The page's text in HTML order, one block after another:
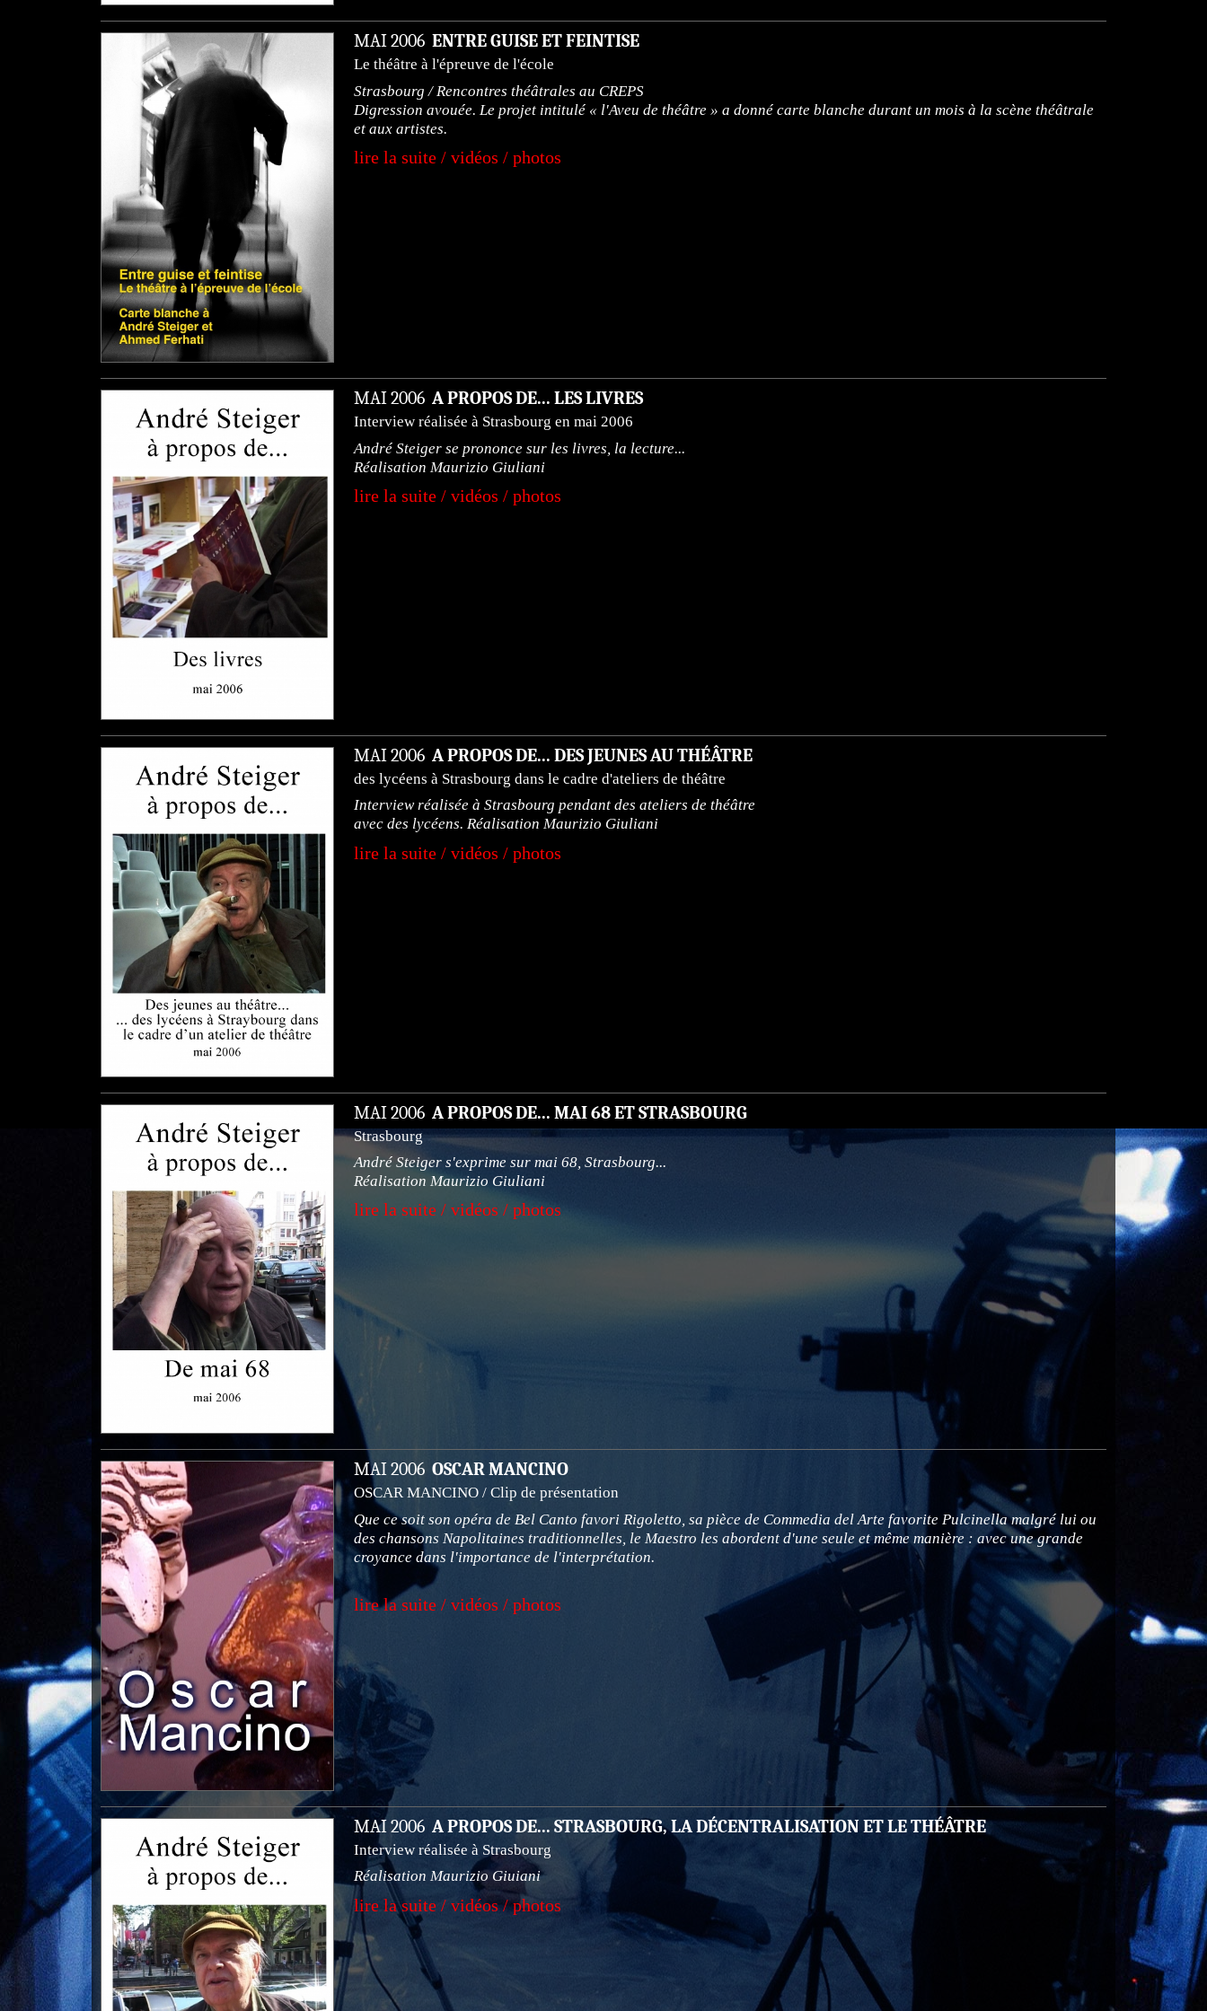
MAI 2006 ENTRE GUISE ET FEINTISE
Le théâtre à l'épreuve de l'école
Strasbourg / Rencontres théâtrales au CREPS
Digression avouée. Le projet intitulé « l'Aveu de théâtre » a donné carte blanche durant un mois à la scène théâtrale
et aux artistes.
lire la suite / vidéos / photos
MAI 2006 A PROPOS DE... LES LIVRES
Interview réalisée à Strasbourg en mai 2006
André Steiger se prononce sur les livres, la lecture...
Réalisation Maurizio Giuliani
lire la suite / vidéos / photos
MAI 2006 A PROPOS DE... DES JEUNES AU THÉÂTRE
des lycéens à Strasbourg dans le cadre d'ateliers de théâtre
Interview réalisée à Strasbourg pendant des ateliers de théâtre
avec des lycéens. Réalisation Maurizio Giuliani
lire la suite / vidéos / photos
MAI 2006 A PROPOS DE... MAI 68 ET STRASBOURG
Strasbourg
André Steiger s'exprime sur mai 68, Strasbourg...
Réalisation Maurizio Giuliani
lire la suite / vidéos / photos
MAI 2006 OSCAR MANCINO
OSCAR MANCINO / Clip de présentation
Que ce soit son opéra de Bel Canto favori Rigoletto, sa pièce de Commedia del Arte favorite Pulcinella malgré lui ou
des chansons Napolitaines traditionnelles, le Maestro les abordent d'une seule et même manière : avec une grande
croyance dans l'importance de l'interprétation.
lire la suite / vidéos / photos
MAI 2006 A PROPOS DE... STRASBOURG, LA DÉCENTRALISATION ET LE THÉÂTRE
Interview réalisée à Strasbourg
Réalisation Maurizio Giuiani
lire la suite / vidéos / photos